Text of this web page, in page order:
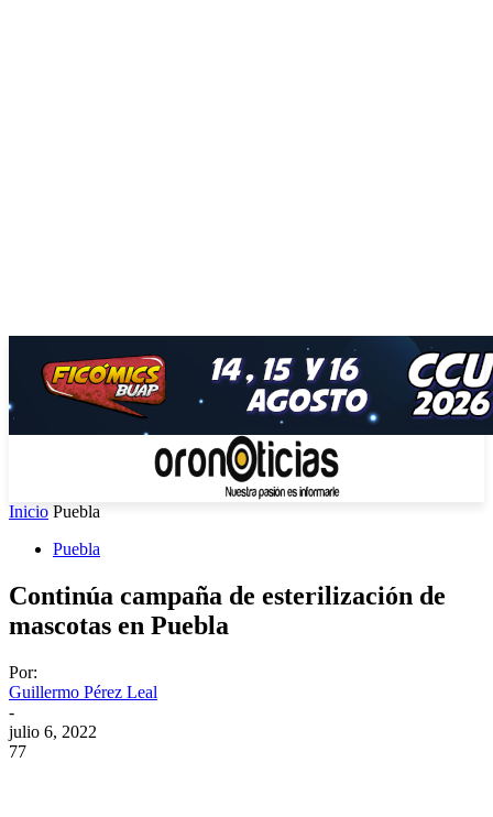
Inicio Puebla
Puebla
Continúa campaña de esterilización de
mascotas en Puebla
Por:
Guillermo Pérez Leal
-
julio 6, 2022
77